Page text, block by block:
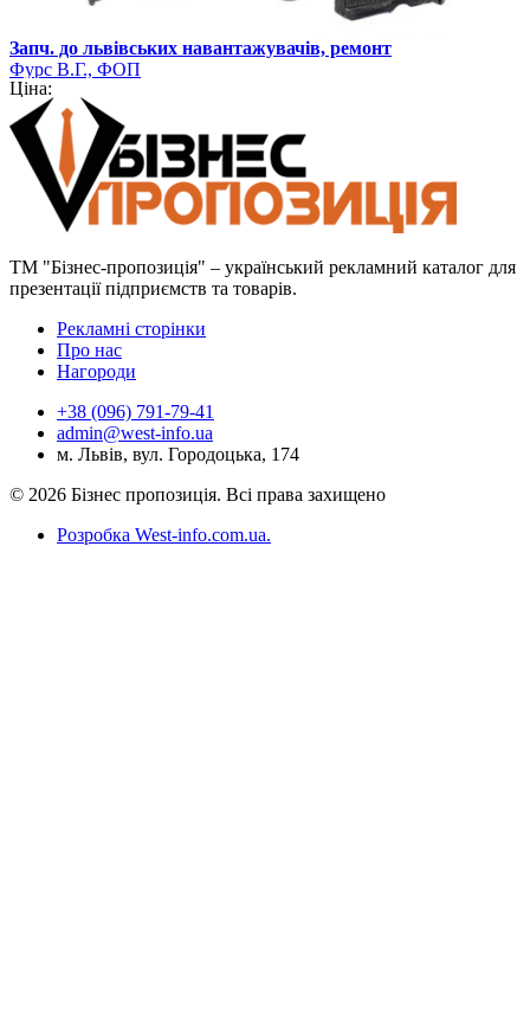
Запч. до львівських навантажувачів, ремонт
Фурс В.Г., ФОП
Ціна:
ТМ "Бізнес-пропозиція" – український рекламний каталог для
презентації підприємств та товарів.
Рекламні сторінки
Про нас
Нагороди
+38 (096) 791-79-41
admin@west-info.ua
м. Львів, вул. Городоцька, 174
© 2026 Бізнес пропозиція. Всі права захищено
Розробка West-info.com.ua.